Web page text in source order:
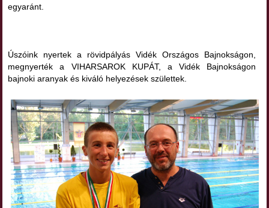
egyaránt.
Úszóink nyertek a rövidpályás Vidék Országos Bajnokságon,
megnyerték a VIHARSAROK KUPÁT, a Vidék Bajnokságon
bajnoki aranyak és kiváló helyezések születtek.